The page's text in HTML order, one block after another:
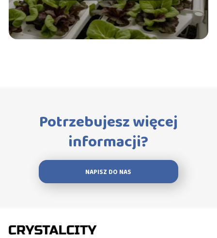
Potrzebujesz więcej
informacji?
NAPISZ DO NAS